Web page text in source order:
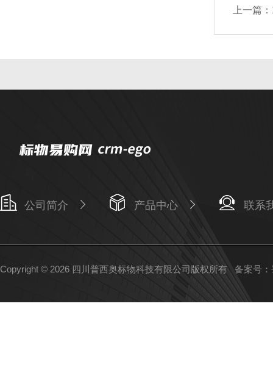
上一篇：
公司简介 产品中心 联系
Copyright © 2026 四川普西奥标物科技有限公司版权所有 备案号：